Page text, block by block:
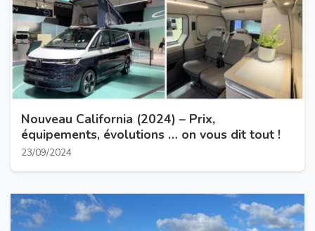
Nouveau California (2024) – Prix,
équipements, évolutions … on vous dit tout !
23/09/2024